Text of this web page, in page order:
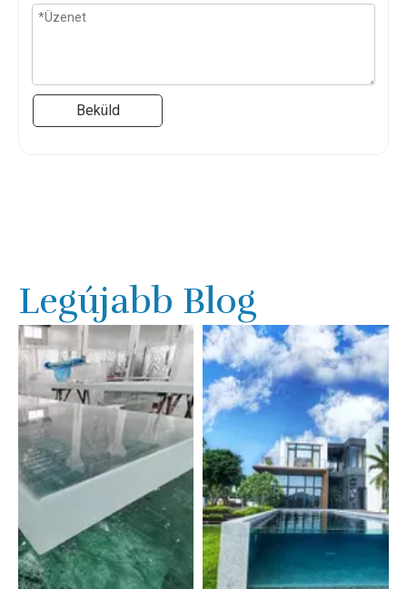
Beküld
Legújabb Blog